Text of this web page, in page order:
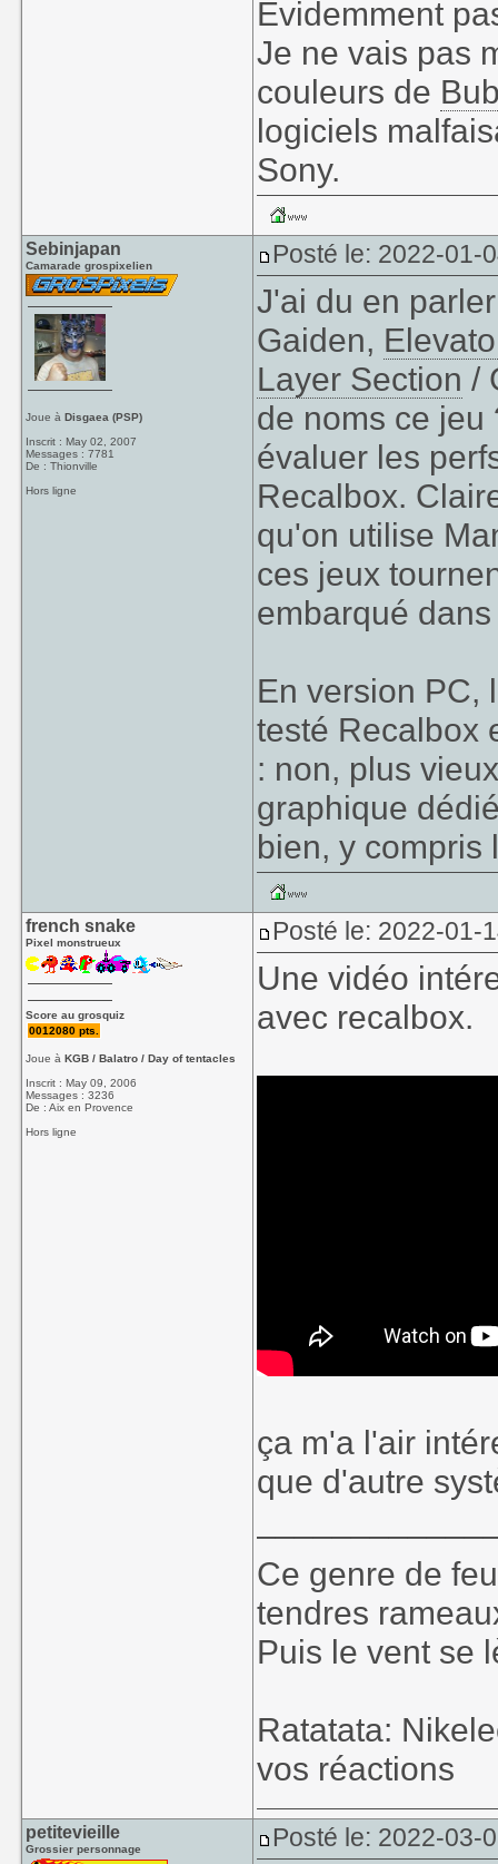
Évidemment
Je ne vais pas
couleurs de
logiciels
Sony.
Sebinjapan
Camarade grospixelien
Joue àDisgaea (PSP)
Inscrit : May 02, 2007
Messages : 7781
De : Thionville
Hors ligne
Posté le: 2022-01-
J'ai du en
Gaiden,
Layer Section /
de noms ce jeu
évaluer les
Recalbox.
qu'on utilise
ces jeux
embarqué
En version PC,
testé Recalbox
: non, plus
graphique
bien, y compris
french snake
Pixel monstrueux
Score au grosquiz
0012080 pts.
Joue àKGB / Balatro / Day of tentacles
Inscrit : May 09, 2006
Messages : 3236
De : Aix en Provence
Hors ligne
Posté le: 2022-01-
Une vidéo
avec recalbox.
ça m'a l'air
que d'autre
Ce genre de
tendres
Puis le vent se
Ratatata:
vos réactions
petitevieille
Grossier personnage Posté le: 2022-03-